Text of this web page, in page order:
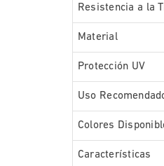
Resistencia a la
Material
Protección UV
Uso
Colores
Características